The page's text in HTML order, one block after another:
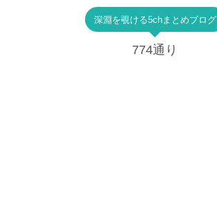
深淵を覗ける5chまとめブログ
774通り